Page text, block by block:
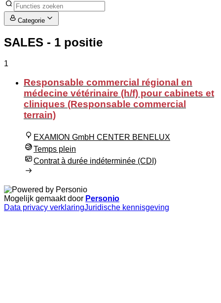
Categorie
SALES - 1 positie
1
Responsable commercial régional en
médecine vétérinaire (h/f) pour cabinets et
cliniques (Responsable commercial
terrain)
EXAMION GmbH CENTER BENELUX
Temps plein
Contrat à durée indéterminée (CDI)
Mogelijk gemaakt door Personio
Data privacy verklaringJuridische kennisgeving